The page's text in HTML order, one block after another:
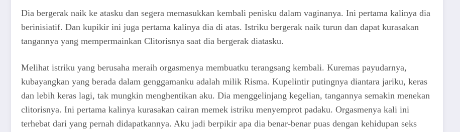
Dia bergerak naik ke atasku dan segera memasukkan kembali penisku dalam vaginanya. Ini pertama kalinya dia
berinisiatif. Dan kupikir ini juga pertama kalinya dia di atas. Istriku bergerak naik turun dan dapat kurasakan
tangannya yang mempermainkan Clitorisnya saat dia bergerak diatasku.
Melihat istriku yang berusaha meraih orgasmenya membuatku terangsang kembali. Kuremas payudarnya,
kubayangkan yang berada dalam genggamanku adalah milik Risma. Kupelintir putingnya diantara jariku, keras
dan lebih keras lagi, tak mungkin menghentikan aku. Dia menggelinjang kegelian, tangannya semakin menekan
clitorisnya. Ini pertama kalinya kurasakan cairan memek istriku menyemprot padaku. Orgasmenya kali ini
terhebat dari yang pernah didapatkannya. Aku jadi berpikir apa dia benar-benar puas dengan kehidupan seks